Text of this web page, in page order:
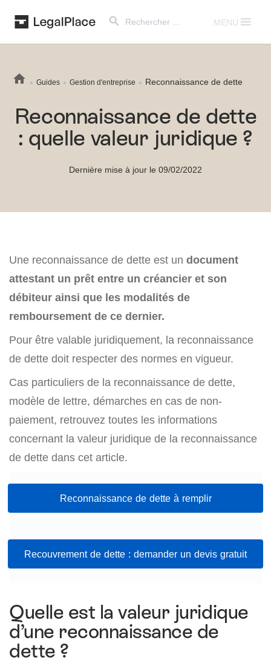
for:
MENU
Guides Gestion d'entreprise Reconnaissance de dette
Reconnaissance de dette
: quelle valeur juridique ?
Dernière mise à jour le 09/02/2022
Une reconnaissance de dette est un document
attestant un prêt entre un créancier et son
débiteur ainsi que les modalités de
remboursement de ce dernier.
Pour être valable juridiquement, la reconnaissance
de dette doit respecter des normes en vigueur.
Cas particuliers de la reconnaissance de dette,
modèle de lettre, démarches en cas de non-
paiement, retrouvez toutes les informations
concernant la valeur juridique de la reconnaissance
de dette dans cet article.
Reconnaissance de dette à remplir
Recouvrement de dette : demander un devis gratuit
Quelle est la valeur juridique
d’une reconnaissance de
dette ?